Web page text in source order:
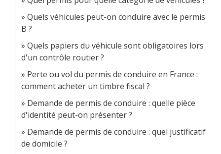
Quels véhicules peut-on conduire avec le permis
B ?
Quels papiers du véhicule sont obligatoires lors
d'un contrôle routier ?
Perte ou vol du permis de conduire en France :
comment acheter un timbre fiscal ?
Demande de permis de conduire : quelle pièce
d'identité peut-on présenter ?
Demande de permis de conduire : quel justificatif
de domicile ?